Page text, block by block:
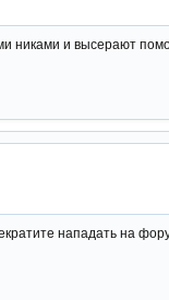
никами и высерают
нападать на